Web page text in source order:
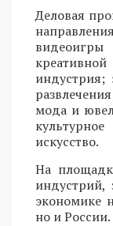
Деловая
мода и
искусство.
На
экономике
но и России.